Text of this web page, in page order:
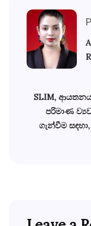
SLIM,
පරිමාණ
ගැන්වීම